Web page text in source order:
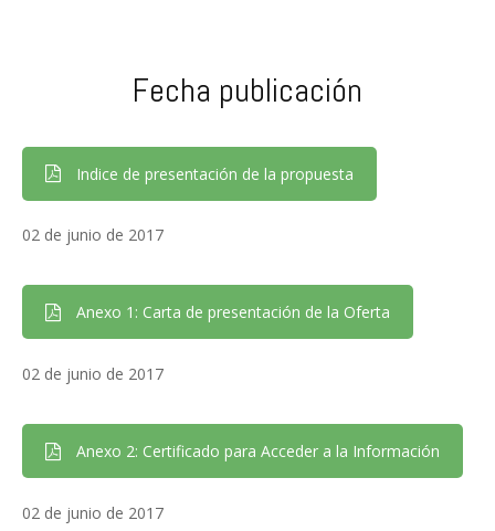
Fecha publicación
Indice de presentación de la propuesta
02 de junio de 2017
Anexo 1: Carta de presentación de la Oferta
02 de junio de 2017
Anexo 2: Certificado para Acceder a la Información
02 de junio de 2017